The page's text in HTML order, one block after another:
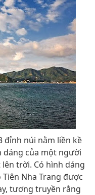
đỉnh núi nằm liền kề
của một người
trời. Có hình dáng
Nha Trang được
tương truyền rằng